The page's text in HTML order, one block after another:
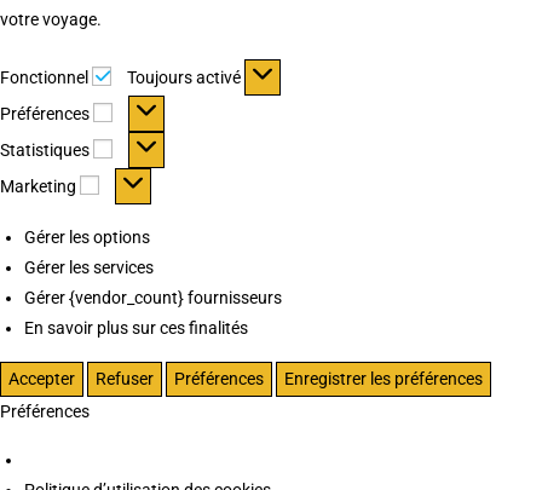
votre voyage.
Fonctionnel Fonctionnel
Toujours activé
Préférences
Préférences
Statistiques Statistiques
Marketing Marketing
Gérer les options
Gérer les services
Gérer {vendor_count} fournisseurs
En savoir plus sur ces finalités
Accepter Refuser Préférences
Enregistrer les préférences
Préférences